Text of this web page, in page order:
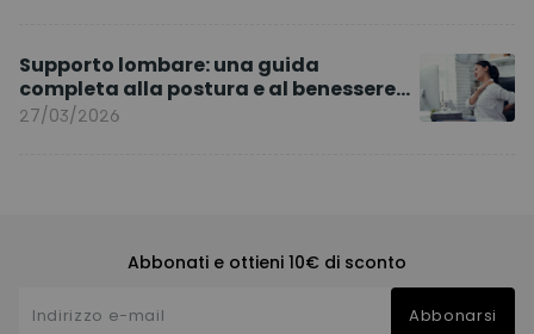
Supporto lombare: una guida
completa alla postura e al benessere
quotidiano
27/03/2026
Abbonati e ottieni 10€ di sconto
Abbonarsi